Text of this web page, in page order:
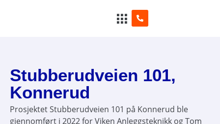
Stubberudveien 101,
Konnerud
Prosjektet Stubberudveien 101 på Konnerud ble
gjennomført i 2022 for Viken Anleggsteknikk og Tom